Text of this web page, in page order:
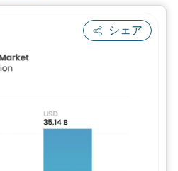
シェア